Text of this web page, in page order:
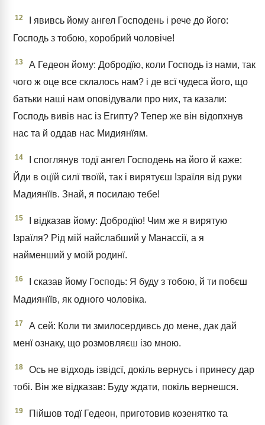
12
І явивсь йому ангел Господень і рече до його:
Господь з тобою, хоробрий чоловіче!
13
А Гедеон йому: Добродїю, коли Господь із нами, так
чого ж оце все склалось нам? і де всї чудеса його, що
батьки наші нам оповідували про них, та казали:
Господь вивів нас із Египту? Тепер же він відопхнув
нас та й оддав нас Мидиянїям.
14
І споглянув тодї ангел Господень на його й каже:
Йди в оцїй силї твоїй, так і вирятуєш Ізраїля від руки
Мадиянїїв. Знай, я посилаю тебе!
15
І відказав йому: Добродїю! Чим же я вирятую
Ізраїля? Рід мій найслабший у Манассії, а я
найменший у моїй родинї.
16
І сказав йому Господь: Я буду з тобою, й ти побєш
Мадиянїїв, як одного чоловіка.
17
А сей: Коли ти змилосердивсь до мене, дак дай
менї ознаку, що розмовляєш ізо мною.
18
Ось не відходь ізвідсї, докіль вернусь і принесу дар
тобі. Він же відказав: Буду ждати, покіль вернешся.
19
Пійшов тодї Гедеон, приготовив козенятко та